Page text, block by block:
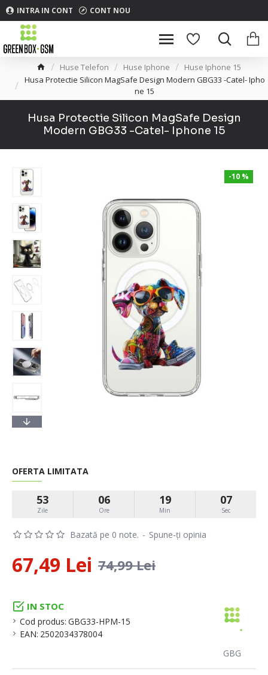
INTRA IN CONT CONT NOU
Huse Telefon Huse Iphone
Huse Iphone 15
Husa Protectie Silicon MagSafe Design Modern GBG33 -Catel- Ipho
ne 15
Husa Protectie Silicon MagSafe Design
Modern GBG33 -Catel- Iphone 15
-10 %
IN STOC
Cod produs: GBG33-HPM-15
EAN: 2502034378004
GBG
Bazată pe 0 note. - Spune-ţi opinia
OFERTA LIMITATA
53
Zile
06
Ore
19
Min
06
Sec
67,49 Lei 74,99 Lei